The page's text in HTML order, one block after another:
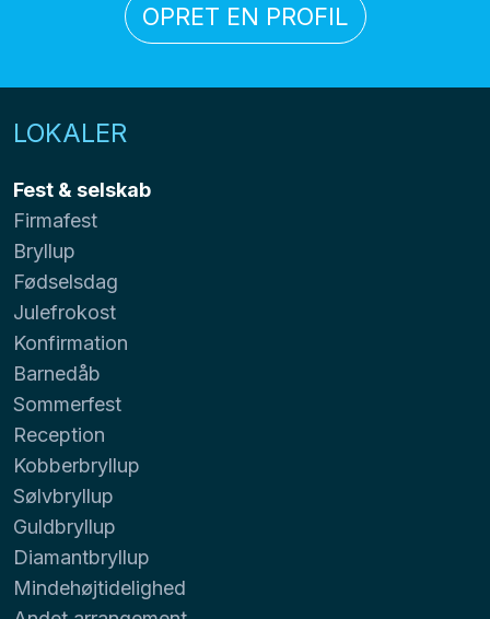
OPRET EN PROFIL
LOKALER
Fest & selskab
Firmafest
Bryllup
Fødselsdag
Julefrokost
Konfirmation
Barnedåb
Sommerfest
Reception
Kobberbryllup
Sølvbryllup
Guldbryllup
Diamantbryllup
Mindehøjtidelighed